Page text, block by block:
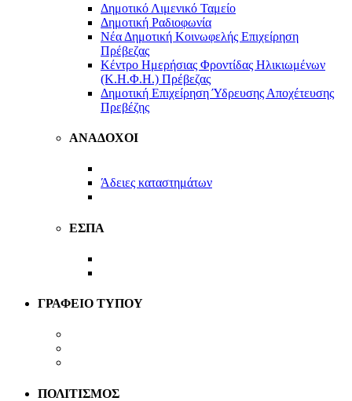
Δημοτικό Λιμενικό Ταμείο
Δημοτική Ραδιοφωνία
Νέα Δημοτική Κοινωφελής Επιχείρηση
Πρέβεζας
Κέντρο Ημερήσιας Φροντίδας Ηλικιωμένων
(Κ.Η.Φ.Η.) Πρέβεζας
Δημοτική Επιχείρηση Ύδρευσης Αποχέτευσης
Πρεβέζης
ΑΝΑΔΟΧΟΙ
Άδειες καταστημάτων
ΕΣΠΑ
ΓΡΑΦΕΙΟ ΤΥΠΟΥ
ΠΟΛΙΤΙΣΜΟΣ